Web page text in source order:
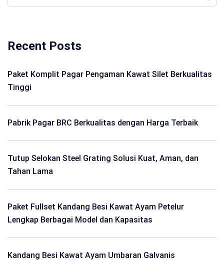
Recent Posts
Paket Komplit Pagar Pengaman Kawat Silet Berkualitas
Tinggi
Pabrik Pagar BRC Berkualitas dengan Harga Terbaik
Tutup Selokan Steel Grating Solusi Kuat, Aman, dan
Tahan Lama
Paket Fullset Kandang Besi Kawat Ayam Petelur
Lengkap Berbagai Model dan Kapasitas
Kandang Besi Kawat Ayam Umbaran Galvanis